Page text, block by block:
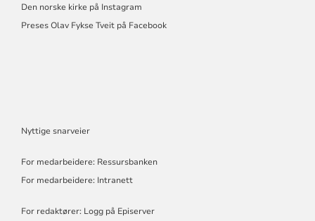
Den norske kirke på Instagram
Preses Olav Fykse Tveit på Facebook
Nyttige snarveier
For medarbeidere: Ressursbanken
For medarbeidere: Intranett
For redaktører: Logg på Episerver